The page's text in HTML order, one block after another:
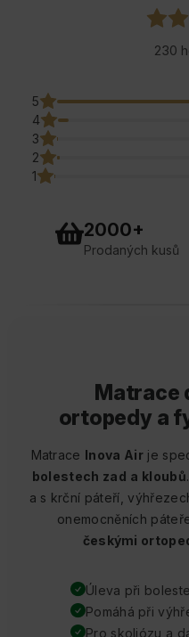
230
5
4
3
2
1
2000+
Prodaných kusů
Matrace
ortopedy a
Matrace Inova Airje
bolestech zad a kloubů
a s krční páteří,
onemocněních
českými
Úleva při
Pomáhá při
Pro skoliózu a